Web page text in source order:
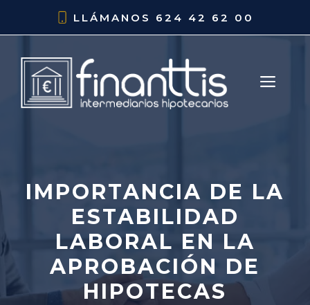
LLÁMANOS 624 42 62 00
IMPORTANCIA DE LA
ESTABILIDAD
LABORAL EN LA
APROBACIÓN DE
HIPOTECAS